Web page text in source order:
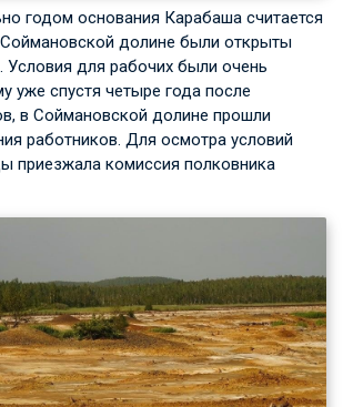
годом основания Карабаша считается
Соймановской долине были открыты
Условия для рабочих были очень
уже спустя четыре года после
в Соймановской долине прошли
работников. Для осмотра условий
приезжала комиссия полковника